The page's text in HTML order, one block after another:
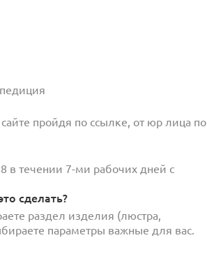
пройдя по ссылке, от юр лица по
в течении 7-ми рабочих дней с
сделать?
раздел изделия (люстра,
параметры важные для вас.